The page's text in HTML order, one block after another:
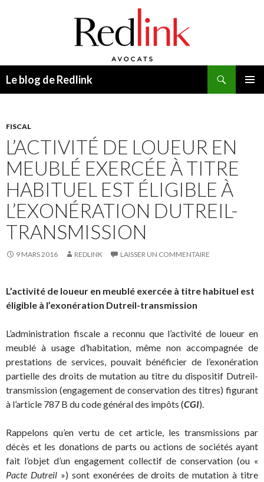
Le blog de Redlink
FISCAL
L’ACTIVITÉ DE LOUEUR EN
MEUBLÉ EXERCÉE À TITRE
HABITUEL EST ÉLIGIBLE À
L’EXONÉRATION DUTREIL-
TRANSMISSION
9 MARS 2016 REDLINK LAISSER UN COMMENTAIRE
L’activité de loueur en meublé exercée à titre habituel est
éligible à l’exonération Dutreil-transmission
L’administration fiscale a reconnu que l’activité de loueur en
meublé à usage d’habitation, même non accompagnée de
prestations de services, pouvait bénéficier de l’exonération
partielle des droits de mutation au titre du dispositif Dutreil-
transmission (engagement de conservation des titres) figurant
à l’article 787 B du code général des impôts (CGI).
Rappelons qu’en vertu de cet article, les transmissions par
décès et les donations de parts ou actions de sociétés ayant
fait l’objet d’un engagement collectif de conservation (ou «
Pacte Dutreil») sont exonérées de droits de mutation à titre